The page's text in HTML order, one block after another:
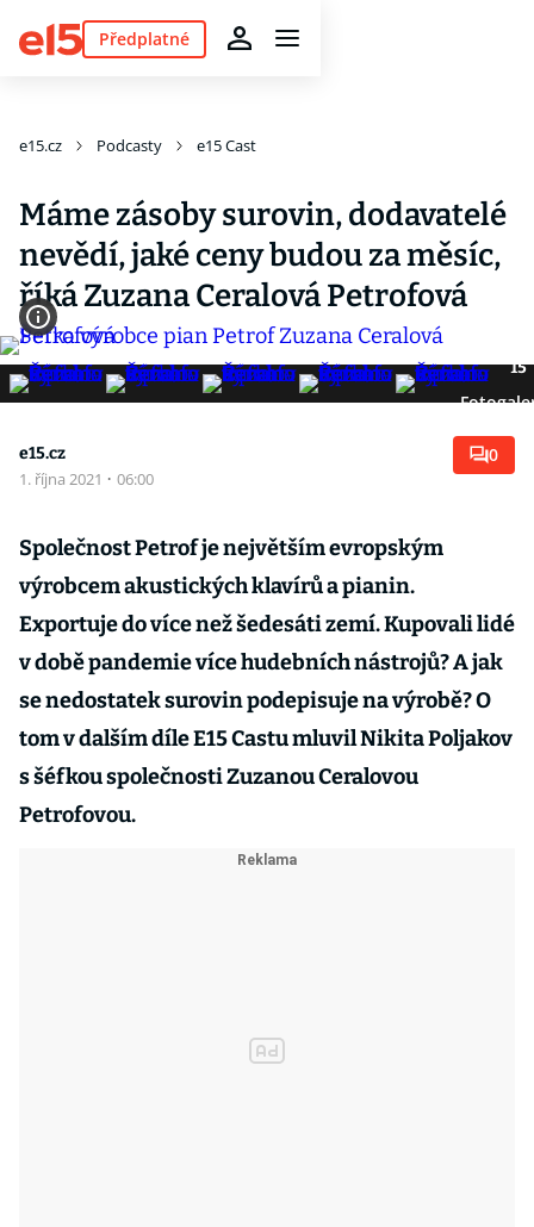
Předplatné
e15.cz Podcasty e15 Cast
Máme zásoby surovin, dodavatelé
nevědí, jaké ceny budou za měsíc,
říká Zuzana Ceralová Petrofová
15
e15.cz
1. října 2021 · 06:00
0
Společnost Petrof je největším evropským
výrobcem akustických klavírů a pianin.
Exportuje do více než šedesáti zemí. Kupovali lidé
v době pandemie více hudebních nástrojů? A jak
se nedostatek surovin podepisuje na výrobě? O
tom v dalším díle E15 Castu mluvil Nikita Poljakov
s šéfkou společnosti Zuzanou Ceralovou
Petrofovou.